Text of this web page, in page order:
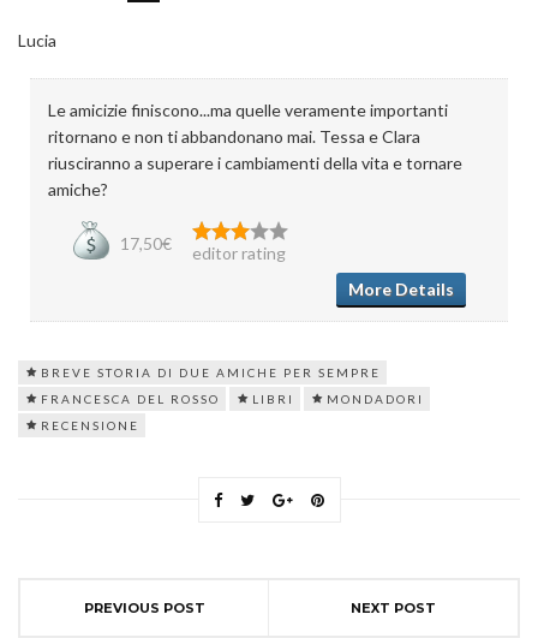
Lucia
Le amicizie finiscono...ma quelle veramente importanti
ritornano e non ti abbandonano mai. Tessa e Clara
riusciranno a superare i cambiamenti della vita e tornare
amiche?
17,50€
editor rating
More Details
BREVE STORIA DI DUE AMICHE PER SEMPRE
FRANCESCA DEL ROSSO
LIBRI
MONDADORI
RECENSIONE
PREVIOUS POST NEXT POST